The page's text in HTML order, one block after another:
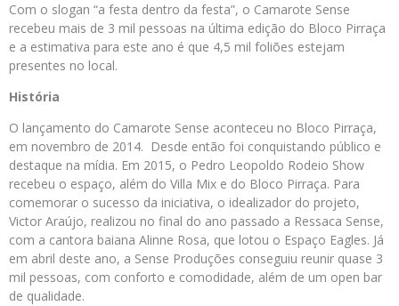
Com o slogan “a festa dentro da festa”, o Camarote Sense
recebeu mais de 3 mil pessoas na última edição do Bloco Pirraça
e a estimativa para este ano é que 4,5 mil foliões estejam
presentes no local.
História
O lançamento do Camarote Sense aconteceu no Bloco Pirraça,
em novembro de 2014. Desde então foi conquistando público e
destaque na mídia. Em 2015, o Pedro Leopoldo Rodeio Show
recebeu o espaço, além do Villa Mix e do Bloco Pirraça. Para
comemorar o sucesso da iniciativa, o idealizador do projeto,
Victor Araújo, realizou no final do ano passado a Ressaca Sense,
com a cantora baiana Alinne Rosa, que lotou o Espaço Eagles. Já
em abril deste ano, a Sense Produções conseguiu reunir quase 3
mil pessoas, com conforto e comodidade, além de um open bar
de qualidade.